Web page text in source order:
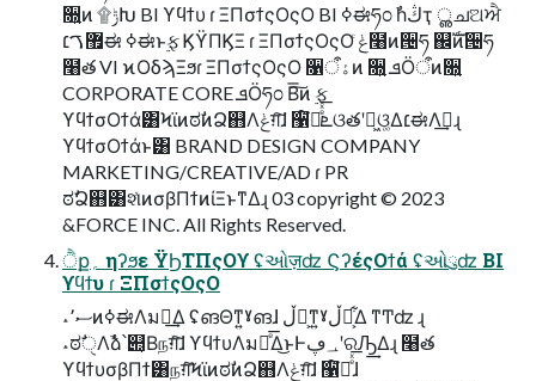
૝͍ͷ ۩ݱԽ BI ϒϥϯυ ɾ ΞΠσϯςΟςΟ BI ߦಈཧ೦ ࣾһڭҭ ൢചଅਐ
޿ࠂ׆ಈ ߦಈͱ࣮ફ ϏϔΠϏΞ ɾ ΞΠσϯςΟςΟ ݟͨ໨ͷ੔ཧ ஌ࣝͷ੔ཧ
໨త VI ϰΟδϡΞϧɾ ΞΠσϯςΟςΟ ૑ۀऀͷ ૝͍ ܦӦऀͷ૝͍
CORPORATE CORE ܦӦཧ೦ Β͠͞ͷ ࣮ફ
ϒϥϯσΟϯά͸ϞϊͷಠࣗͷՁ஋Λݟग़͠ɺ ઱໌Խͤͯ͞ܧଓతʹຏ͖ଓ͚Δ׆ಈΛࢦ͢ɻ
ϒϥϯσΟϯάͱ͸ BRAND DESIGN COMPANY
MARKETING/CREATIVE/AD ɾ PR
ಠࣗՁ஋͸શͯͷσβΠϯͷίΞͱͳΔɻ 03 copyright © 2023
&FORCE INC. All Rights Reserved.
ੈք؍ ηʔϧε ΫϦΤΠςΟϒ ʢઓज़ʣ ϚʔέςΟϯά ʢઓུʣ BI
ϒϥϯυ ɾ ΞΠσϯςΟςΟ
˔ސ٬ͷߦಈΛม༰͢Δ ʢങΘͳ͍ˠങ͏ɺ ڵຯ͕ͳ͍ˠڵຯ͕͋Δ ͳͲʣ ɻ
˔ಠࣗੑΛࣾձ՝୊͔Βநग़ͯ͠ɺ ϒϥϯυΛม༰ͤ͞Δ͜ͱͰ؀ڥʹରԠ͢Δɻ ໨త
ϒϥϯυσβΠϯ͸நग़ͨ͠ϞϊͷಠࣗͷՁ஋Λݟग़͠ɺ ઱໌Խͤͯ͞ɺ